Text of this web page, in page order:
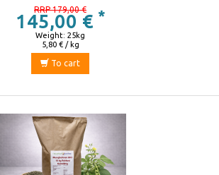
RRP 179,00 €
145,00 € *
5,80 € / kg
Weight: 25kg
To cart